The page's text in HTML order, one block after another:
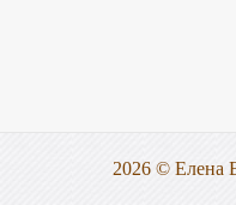
2026 © Елена